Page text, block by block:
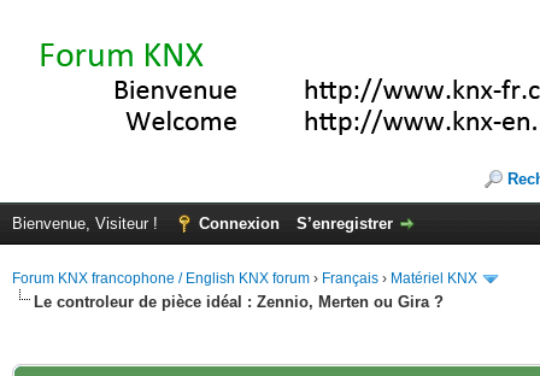
Bienvenue, Visiteur ! Connexion S’enregistrer
Forum KNX francophone / English KNX forum › Français › Matériel KNX
Le controleur de pièce idéal : Zennio, Merten ou Gira ?